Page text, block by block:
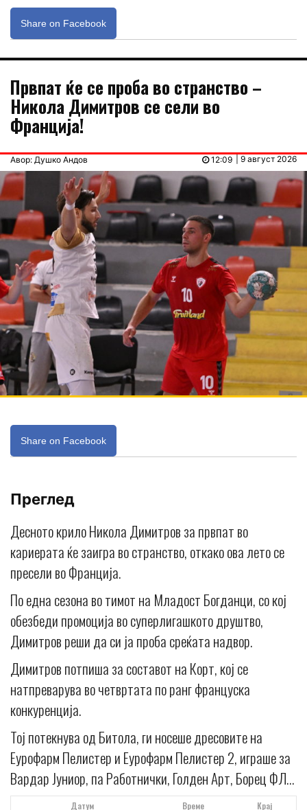
Share on Facebook
Првпат ќе се проба во странство –
Никола Димитров се сели во
Франција!
Авор: Душко Андов | 9 август 2026
12:09
Share on Facebook
Преглед
Десното крило Никола Димитров за првпат во
кариерата ќе заигра во странство, откако ова лето се
пресели во Франција.
По една сезона во тимот на Младост Богданци, со кој
обезбеди промоција во суперлигашкото друштво,
Димитров реши да си ја проба среќата надвор.
Димитров потпиша за составот на Корт, кој се
натпреварува во четвртата по ранг француска
конкуренција.
Тој потекнува од Битола, ги носеше дресовите на
Еурофарм Пелистер и Еурофарм Пелистер 2, играше за
Вардар Јуниор, па Работнички, Голден Арт, Борец ФЛ…
Датум Време Крај